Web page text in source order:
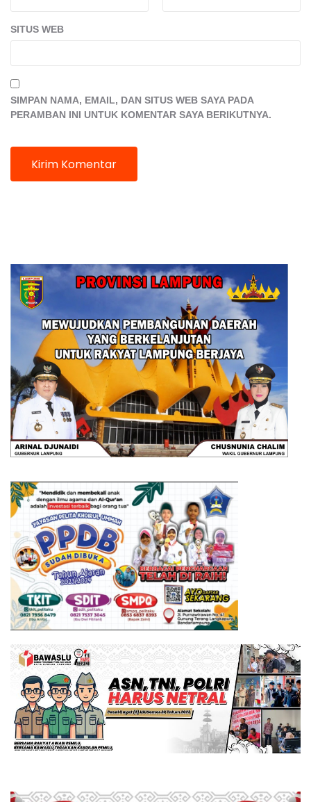
SITUS WEB
SIMPAN NAMA, EMAIL, DAN SITUS WEB SAYA PADA
PERAMBAN INI UNTUK KOMENTAR SAYA BERIKUTNYA.